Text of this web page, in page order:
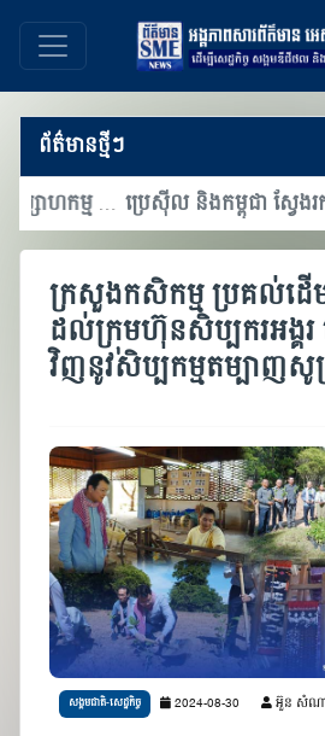
ព័ត៌មានថ្មីៗ
មហាសន្និបាតអភិវឌ្ឍន៍ឧស្សាហកម្ម និងពិព័រណ៍ឧស្សាហកម្ម ផ្តោតលើការជំរុញភាពជាដៃគូឧស្សាហកម្ម និងការចាប់យកបច្ចេកវិទ្យាទំនើប
ក្រសួងកសិកម្ម ប្រគល់ដើ
ដល់ក្រុមហ៊ុនសិប្បករអង្គរ
វិញនូវសិប្បកម្មតម្បាញសូត្
សង្គមជាតិ-សេដ្ឋកិច្ច 2024-08-30 អ៊ួន សំណ